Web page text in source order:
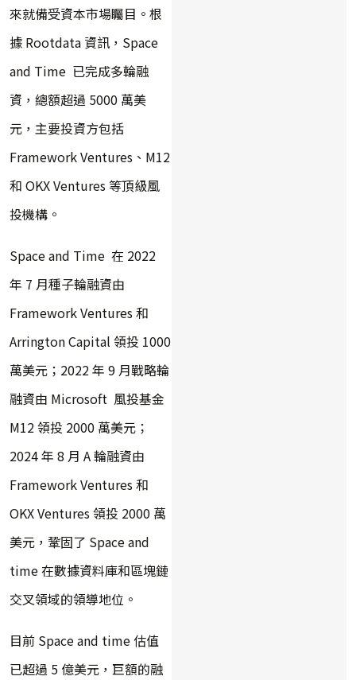
來就備受資本市場矚目。根
據 Rootdata 資訊，Space
and Time 已完成多輪融
資，總額超過 5000 萬美
元，主要投資方包括
Framework Ventures、M12
和 OKX Ventures 等頂級風
投機構。
Space and Time 在 2022
年 7 月種子輪融資由
Framework Ventures 和
Arrington Capital 領投 1000
萬美元；2022 年 9 月戰略輪
融資由 Microsoft 風投基金
M12 領投 2000 萬美元；
2024 年 8 月 A 輪融資由
Framework Ventures 和
OKX Ventures 領投 2000 萬
美元，鞏固了 Space and
time 在數據資料庫和區塊鏈
交叉領域的領導地位。
目前 Space and time 估值
已超過 5 億美元，巨額的融